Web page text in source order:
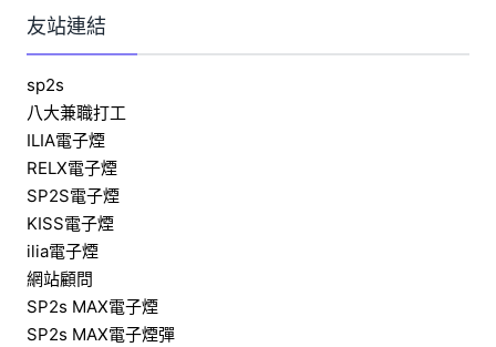
友站連結
sp2s
八大兼職打工
ILIA電子煙
RELX電子煙
SP2S電子煙
KISS電子煙
ilia電子煙
網站顧問
SP2s MAX電子煙
SP2s MAX電子煙彈